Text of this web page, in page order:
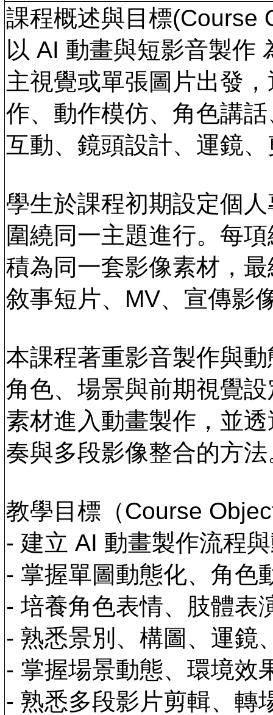
課程概述與目標(Course
以 AI 動畫與短影音製作
主視覺或單張圖片出發
作、動作模仿、角色講
互動、鏡頭設計、運鏡
學生於課程初期設定個
圍繞同一主題進行。每
積為同一套影像素材，
敘事短片、MV、宣傳影
本課程著重影音製作與
角色、場景與前期視覺
素材進入動畫製作，並
奏與多段影像整合的方法
教學目標（Course
- 建立 AI 動畫製作流程
- 掌握單圖動態化、角色
- 培養角色表情、肢體表
- 熟悉景別、構圖、運鏡
- 掌握場景動態、環境效
- 熟悉多段影片剪輯、轉